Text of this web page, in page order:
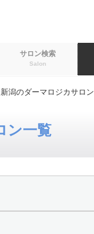
サロン検索
Salon
のダーマロジカサロン
ン一覧